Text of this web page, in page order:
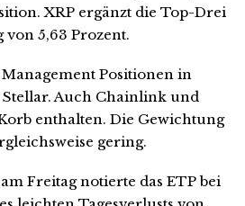
XRP ergänzt die Top-Drei
5,63 Prozent.
Positionen in
Auch Chainlink und
enthalten. Die Gewichtung
gering.
Freitag notierte das ETP bei